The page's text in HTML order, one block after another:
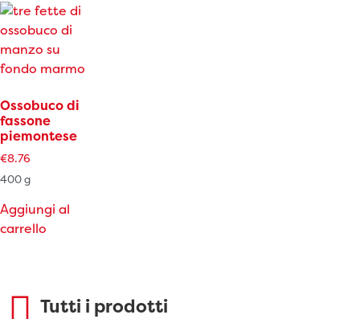
Ossobuco di
fassone
piemontese
€8.76
400 g
Aggiungi al
carrello
Tutti i prodotti